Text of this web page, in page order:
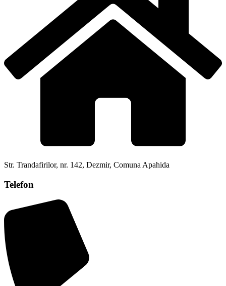
Str. Trandafirilor, nr. 142, Dezmir, Comuna Apahida
Telefon